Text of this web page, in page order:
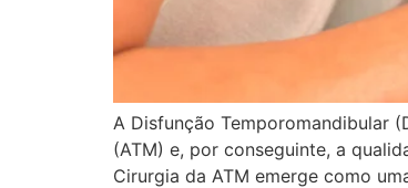
A Disfunção Temporomandibular
(ATM) e, por conseguinte, a
Cirurgia da ATM emerge como